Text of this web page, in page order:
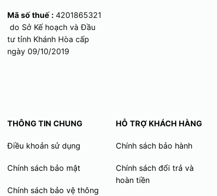
Mã số thuế : 4201865321
do Sở Kế hoạch và Đầu
tư tỉnh Khánh Hòa cấp
ngày 09/10/2019
THÔNG TIN CHUNG
Điều khoản sử dụng
Chính sách bảo mật
Chính sách bảo vệ thông
HỖ TRỢ KHÁCH HÀNG
Chính sách bảo hành
Chính sách đổi trả và
hoàn tiền